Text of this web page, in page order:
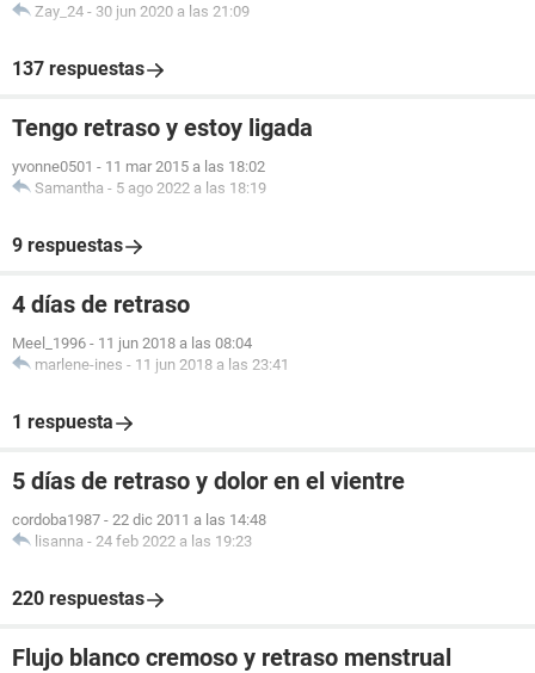
Zay_24 - 30 jun 2020 a las 21:09
137 respuestas
Tengo retraso y estoy ligada
yvonne0501 - 11 mar 2015 a las 18:02
Samantha - 5 ago 2022 a las 18:19
9 respuestas
4 días de retraso
Meel_1996 - 11 jun 2018 a las 08:04
marlene-ines - 11 jun 2018 a las 23:41
1 respuesta
5 días de retraso y dolor en el vientre
cordoba1987 - 22 dic 2011 a las 14:48
lisanna - 24 feb 2022 a las 19:23
220 respuestas
Flujo blanco cremoso y retraso menstrual